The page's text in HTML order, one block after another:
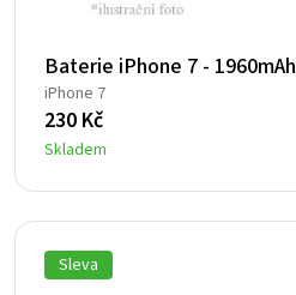
Baterie iPhone 7 - 1960mAh
iPhone 7
230 Kč
Skladem
Sleva